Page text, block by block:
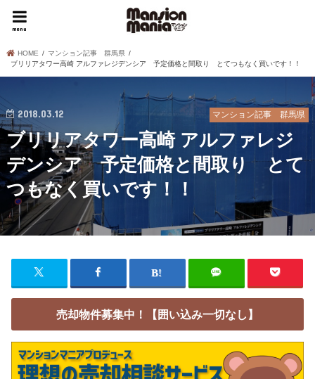
menu
HOME
マンション記事 群馬県
ブリリアタワー高崎 アルファレジデンシア 予定価格と間取り とてつもなく買いです！！
マンション記事 群馬県
2018.03.12
ブリリアタワー高崎 アルファレジ
デンシア 予定価格と間取り とて
つもなく買いです！！
売却物件募集中！【囲い込み一切なし】